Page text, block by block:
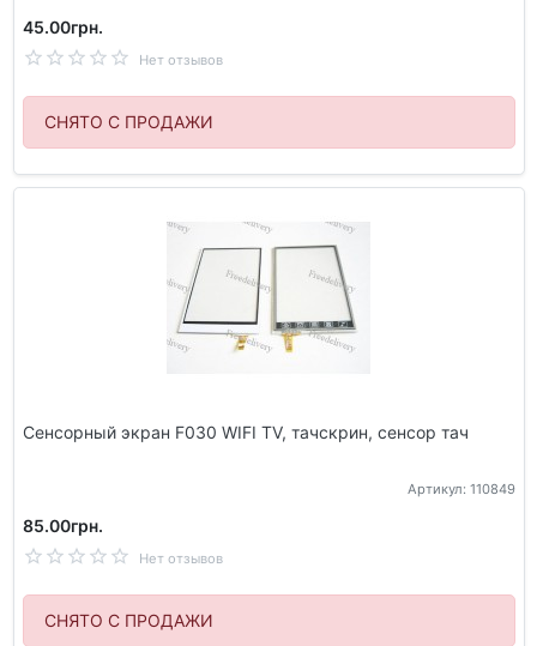
45.00грн.
Нет отзывов
СНЯТО С ПРОДАЖИ
Сенсорный экран F030 WIFI TV, тачскрин, сенсор тач
Артикул: 110849
85.00грн.
Нет отзывов
СНЯТО С ПРОДАЖИ